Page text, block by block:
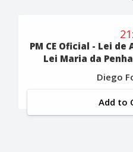
PM CE Oficial - Lei
Lei Maria da
Diego
Add to